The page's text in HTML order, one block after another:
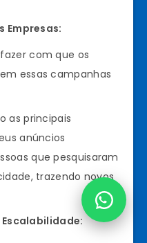
Empresas:
com que os
essas campanhas
as principais
anúncios
que pesquisaram
trazendo novos